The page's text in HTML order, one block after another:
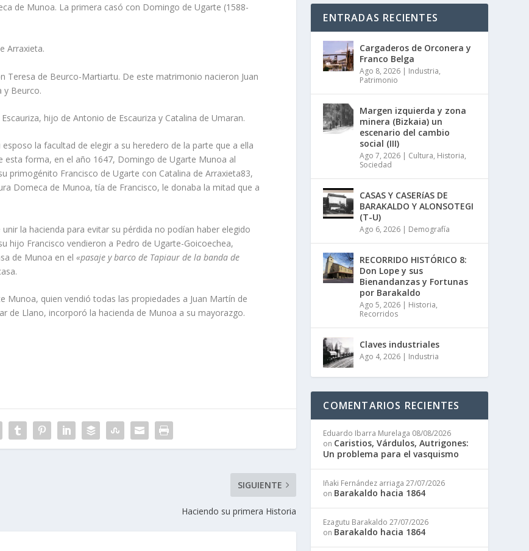
de Munoa. La primera casó con Domingo de Ugarte (1588-
Arraxieta.
Teresa de Beurco-Martiartu. De este matrimonio nacieron Juan
y Beurco.
hijo de Antonio de Escauriza y Catalina de Umaran.
la facultad de elegir a su heredero de la parte que a ella
esta forma, en el año 1647, Domingo de Ugarte Munoa al
Francisco de Ugarte con Catalina de Arraxieta83,
Domeca de Munoa, tí­a de Francisco, le donaba la mitad que a
la hacienda para evitar su pérdida no podí­an haber elegido
hijo Francisco vendieron a Pedro de Ugarte-Goicoechea,
de Munoa en el«pasaje y barco de Tapiaur de la banda de
Munoa, quien vendió todas las propiedades a Juan Martí­n de
de Llano, incorporó la hacienda de Munoa a su mayorazgo.
SIGUIENTE
Haciendo su primera Historia
ENTRADAS RECIENTES
Cargaderos de Orconera y
Franco Belga
Ago 8, 2026 | Industria,
Patrimonio
Margen izquierda y zona
minera (Bizkaia) un
escenario del cambio
social (III)
Ago 7, 2026 | Cultura, Historia,
Sociedad
CASAS Y CASERíAS DE
BARAKALDO Y ALONSOTEGI
(T-U)
Ago 6, 2026 | Demografía
RECORRIDO HISTÓRICO 8:
Don Lope y sus
Bienandanzas y Fortunas
por Barakaldo
Ago 5, 2026 | Historia,
Recorridos
Claves industriales
Ago 4, 2026 | Industria
COMENTARIOS RECIENTES
Eduardo Ibarra Murelaga 08/08/2026
on Caristios, Várdulos, Autrigones:
Un problema para el vasquismo
Iñaki Fernández arriaga 27/07/2026
on Barakaldo hacia 1864
Ezagutu Barakaldo 27/07/2026
on Barakaldo hacia 1864